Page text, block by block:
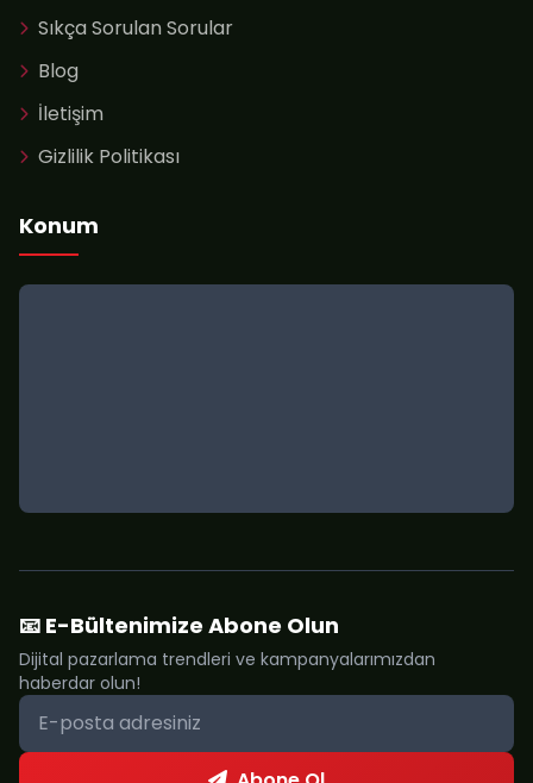
Sıkça Sorulan Sorular
Blog
İletişim
Gizlilik Politikası
Konum
📧 E-Bültenimize Abone Olun
Dijital pazarlama trendleri ve kampanyalarımızdan
haberdar olun!